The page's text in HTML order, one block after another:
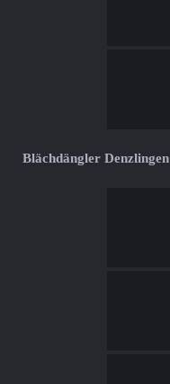
Blächdängler Denzlingen